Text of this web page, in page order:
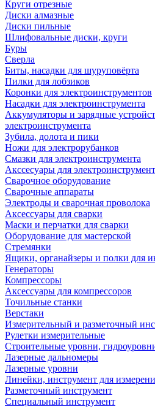
Круги отрезные
Диски алмазные
Диски пильные
Шлифовальные диски, круги
Буры
Сверла
Биты, насадки для шуруповёрта
Пилки для лобзиков
Коронки для электроинструментов
Насадки для электроинструмента
Аккумуляторы и зарядные
электроинструмента
Зубила, долота и пики
Ножи для электрорубанков
Смазки для электроинструмента
Акссесуары для
Сварочное оборудование
Сварочные аппараты
Электроды и сварочная проволока
Аксессуары для сварки
Маски и перчатки для сварки
Оборудование для мастерской
Стремянки
Ящики, органайзеры и полки для
Генераторы
Компрессоры
Аксессуары для компрессоров
Точильные станки
Верстаки
Измерительный и разметочный
Рулетки измерительные
Строительные уровни,
Лазерные дальномеры
Лазерные уровни
Линейки, инструмент для
Разметочный инструмент
Специальный инструмент